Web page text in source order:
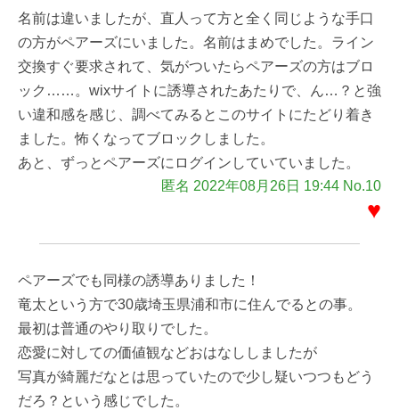
名前は違いましたが、直人って方と全く同じような手口
の方がペアーズにいました。名前はまめでした。ライン
交換すぐ要求されて、気がついたらペアーズの方はブロ
ック……。wixサイトに誘導されたあたりで、ん…？と強
い違和感を感じ、調べてみるとこのサイトにたどり着き
ました。怖くなってブロックしました。
あと、ずっとペアーズにログインしていていました。
匿名 2022年08月26日 19:44 No.10
♥
ペアーズでも同様の誘導ありました！
竜太という方で30歳埼玉県浦和市に住んでるとの事。
最初は普通のやり取りでした。
恋愛に対しての価値観などおはなししましたが
写真が綺麗だなとは思っていたので少し疑いつつもどう
だろ？という感じでした。